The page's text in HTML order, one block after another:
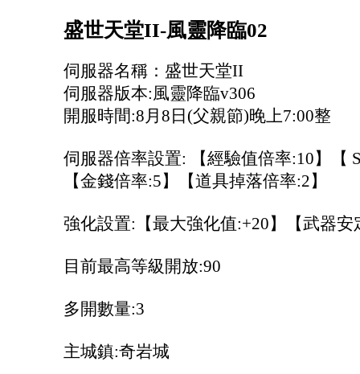
盛世天堂II-風靈降臨02
伺服器名稱：盛世天堂II
伺服器版本:風靈降臨v306
開服時間:8月8日(父親節)晚上7:00整
伺服器倍率設置: 【經驗值倍率:10】【
【金錢倍率:5】【道具掉落倍率:2】
強化設置:【最大強化值:+20】【武器
目前最高等級開放:90
多開數量:3
主城鎮:奇岩城